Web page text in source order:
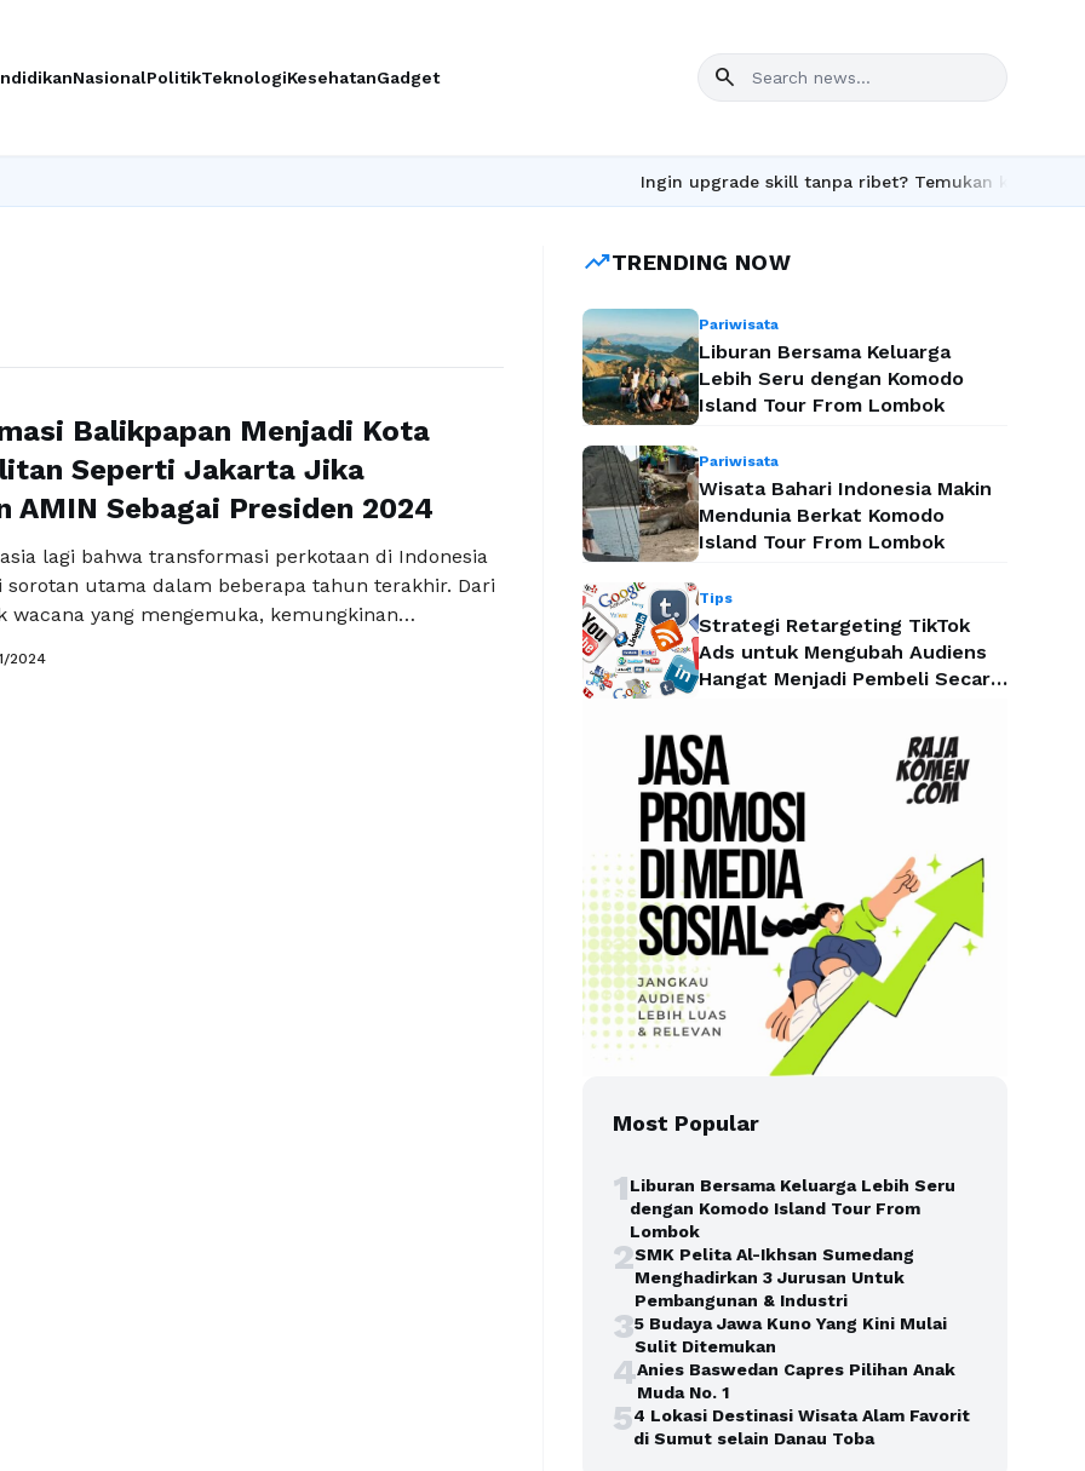
NasionalPolitikTeknologiKesehatanGadget search
Ingin upgrade skill tanpa ribet? Temukan kelas seru
Balikpapan Menjadi Kota
Seperti Jakarta Jika
AMIN Sebagai Presiden 2024
lagi bahwa transformasi perkotaan di Indonesia
sorotan utama dalam beberapa tahun terakhir. Dari
wacana yang mengemuka, kemungkinan
perbincangan menarik. Visi ini ternyata tidak
2024
trending_upTRENDING NOW
Pariwisata
Liburan Bersama Keluarga
Lebih Seru dengan Komodo
Island Tour From Lombok
Pariwisata
Wisata Bahari Indonesia Makin
Mendunia Berkat Komodo
Island Tour From Lombok
Tips
Strategi Retargeting TikTok
Ads untuk Mengubah Audiens
Hangat Menjadi Pembeli Secara
Most Popular
1Liburan Bersama Keluarga Lebih Seru
dengan Komodo Island Tour From
Lombok
2SMK Pelita Al-Ikhsan Sumedang
Menghadirkan 3 Jurusan Untuk
Pembangunan & Industri
35 Budaya Jawa Kuno Yang Kini Mulai
Sulit Ditemukan
4Anies Baswedan Capres Pilihan Anak
Muda No. 1
54 Lokasi Destinasi Wisata Alam Favorit
di Sumut selain Danau Toba